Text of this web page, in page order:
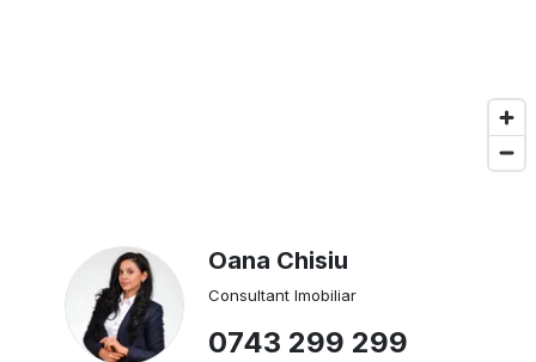
Oana Chisiu
Consultant Imobiliar
0743 299 299